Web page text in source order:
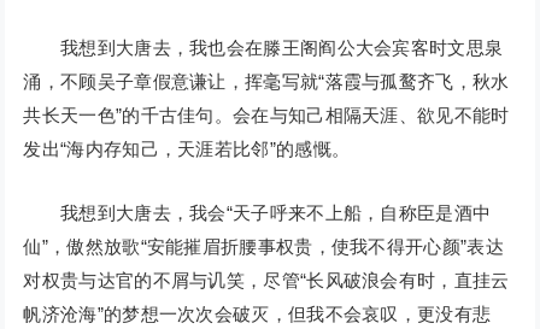
我想到大唐去，我也会在滕王阁阎公大会宾客时文思泉
涌，不顾吴子章假意谦让，挥毫写就“落霞与孤鹜齐飞，秋水
共长天一色”的千古佳句。会在与知己相隔天涯、欲见不能时
发出“海内存知己，天涯若比邻”的感慨。
我想到大唐去，我会“天子呼来不上船，自称臣是酒中
仙”，傲然放歌“安能摧眉折腰事权贵，使我不得开心颜”表达
对权贵与达官的不屑与讥笑，尽管“长风破浪会有时，直挂云
帆济沧海”的梦想一次次会破灭，但我不会哀叹，更没有悲